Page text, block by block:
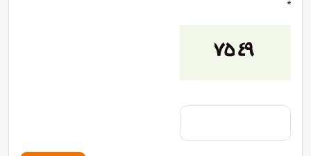
*